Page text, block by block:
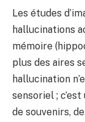
Les études
hallucinations
mémoire
plus des aires
hallucination
sensoriel ;
de souvenirs,